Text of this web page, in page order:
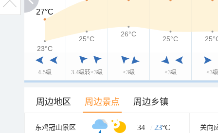
4-5级 3-4级转<3级 <3级 <3级 <3级
27°C
27°C
23°C
23°C
25°C
26°C
25°C
周边地区 周边景点 周边乡镇
东鸡冠山景区 34 / 23°C 关向